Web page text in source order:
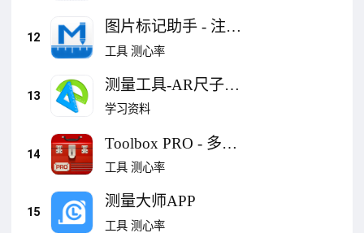
12
图片标记助手 - 注记
和量尺大师
工具 测心率
13
测量工具-AR尺子、
测距仪&手机测量
学习资料
14
Toolbox PRO - 多合
一测量工具集
工具 测心率
15
测量大师APP
工具 测心率